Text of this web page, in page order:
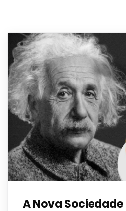
A Nova Sociedade